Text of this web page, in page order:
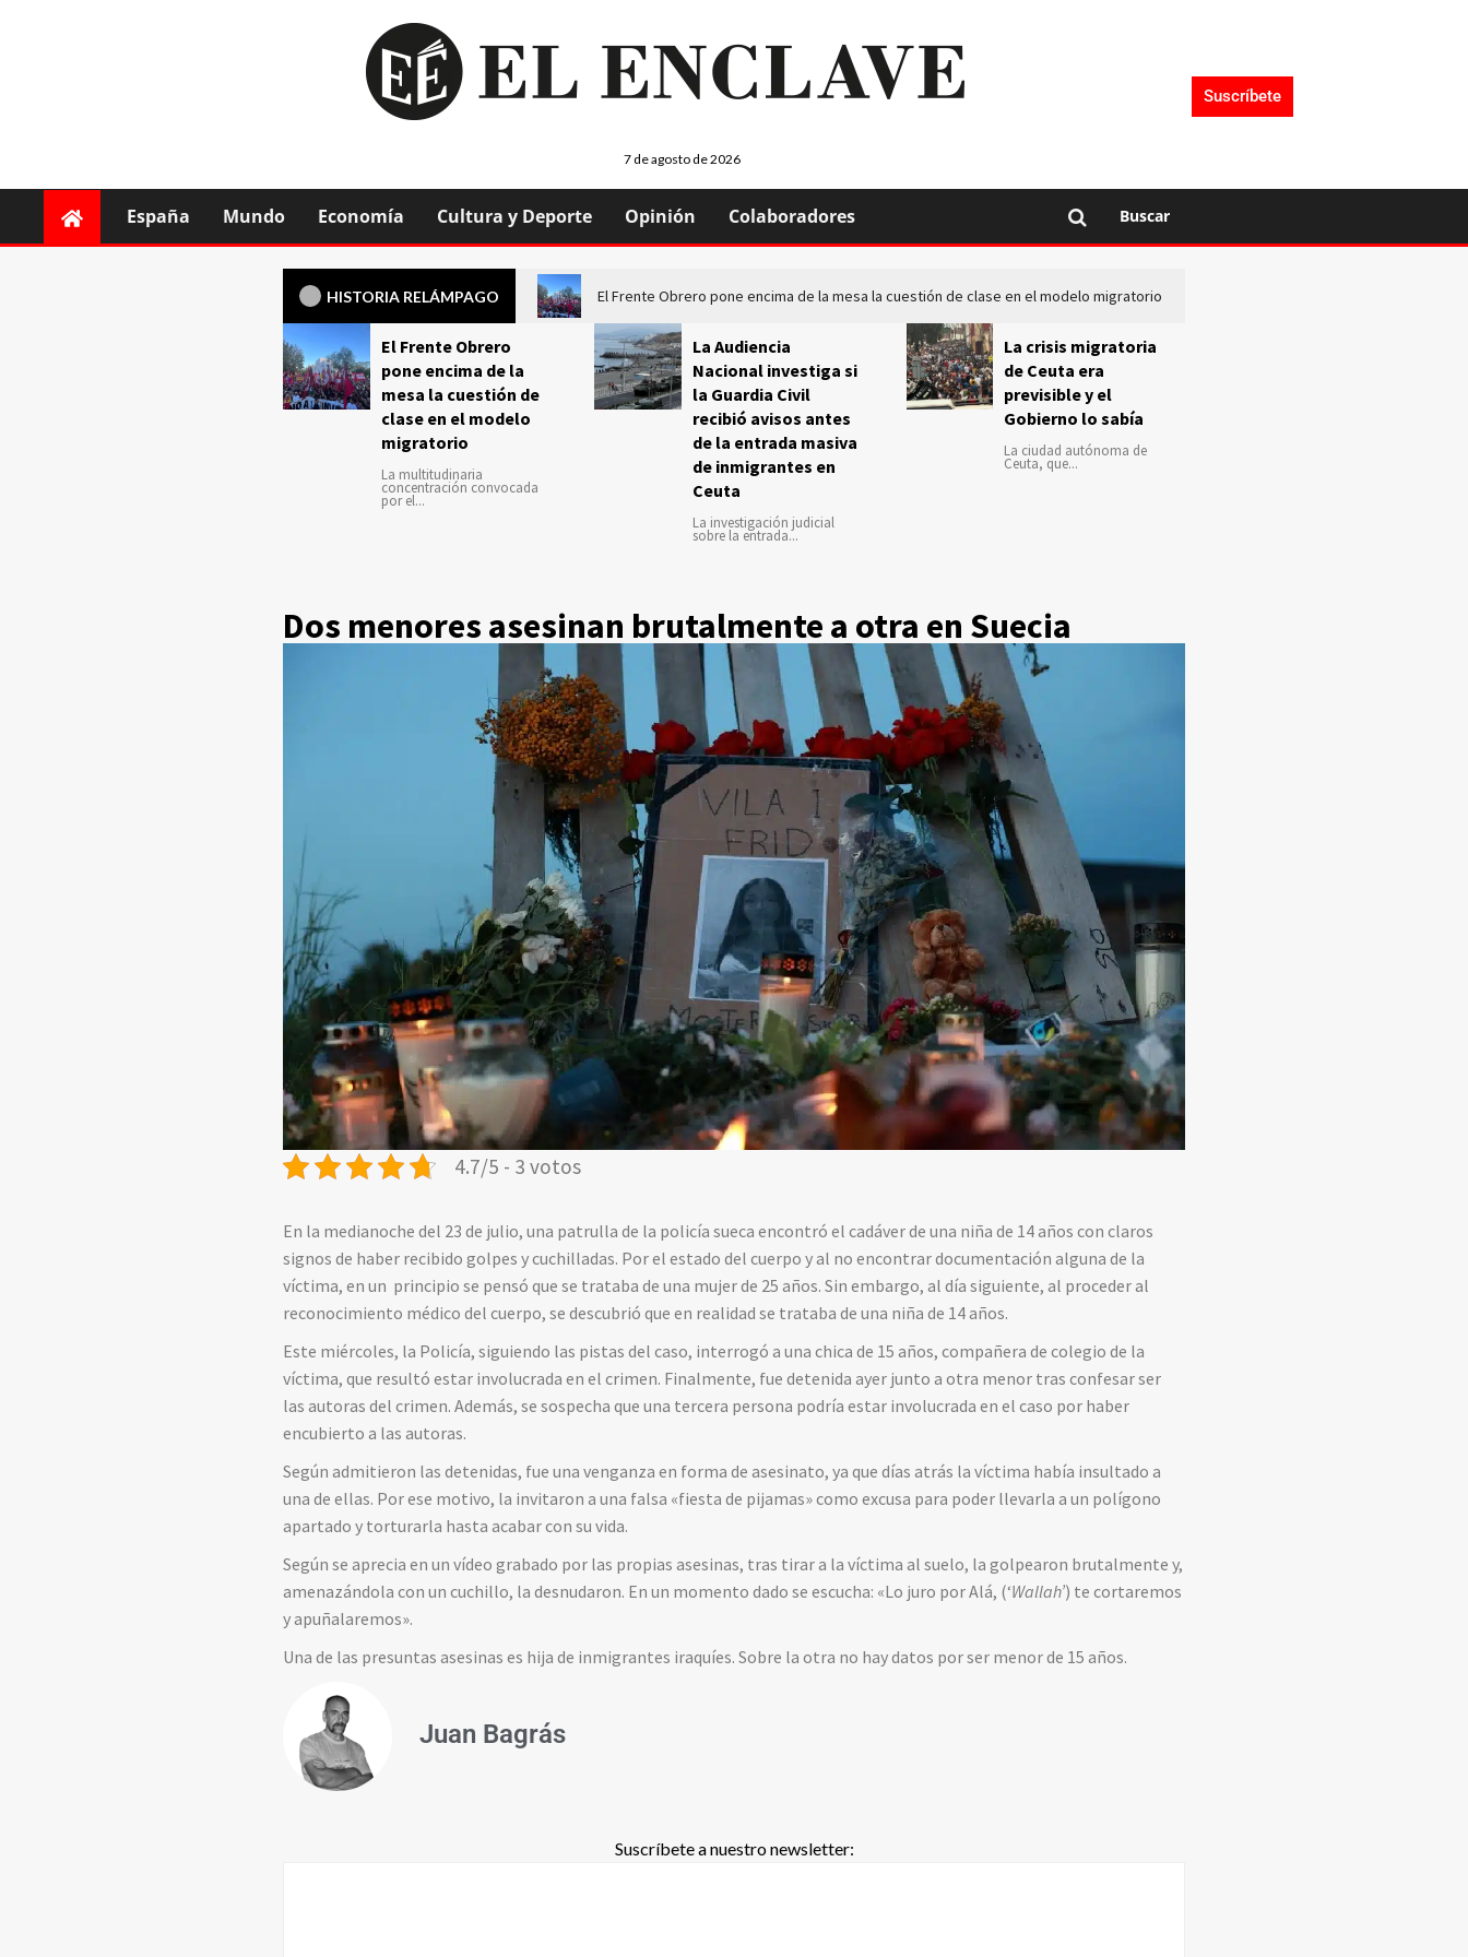
7 de agosto de 2026
Suscríbete
España Mundo Economía Cultura y Deporte Opinión Colaboradores Buscar
HISTORIA RELÁMPAGO El Frente Obrero pone encima de la mesa la cuestión de clase en el modelo migratorio
El Frente Obrero
pone encima de la
mesa la cuestión de
clase en el modelo
migratorio
La multitudinaria
concentración convocada
por el...
La Audiencia
Nacional investiga si
la Guardia Civil
recibió avisos antes
de la entrada masiva
de inmigrantes en
Ceuta
La investigación judicial
sobre la entrada...
La crisis migratoria
de Ceuta era
previsible y el
Gobierno lo sabía
La ciudad autónoma de
Ceuta, que...
Dos menores asesinan brutalmente a otra en Suecia
4.7/5 - 3 votos
En la medianoche del 23 de julio, una patrulla de la policía sueca encontró el cadáver de una niña de 14 años con claros
signos de haber recibido golpes y cuchilladas. Por el estado del cuerpo y al no encontrar documentación alguna de la
víctima, en un principio se pensó que se trataba de una mujer de 25 años. Sin embargo, al día siguiente, al proceder al
reconocimiento médico del cuerpo, se descubrió que en realidad se trataba de una niña de 14 años.
Este miércoles, la Policía, siguiendo las pistas del caso, interrogó a una chica de 15 años, compañera de colegio de la
víctima, que resultó estar involucrada en el crimen. Finalmente, fue detenida ayer junto a otra menor tras confesar ser
las autoras del crimen. Además, se sospecha que una tercera persona podría estar involucrada en el caso por haber
encubierto a las autoras.
Según admitieron las detenidas, fue una venganza en forma de asesinato, ya que días atrás la víctima había insultado a
una de ellas. Por ese motivo, la invitaron a una falsa «fiesta de pijamas» como excusa para poder llevarla a un polígono
apartado y torturarla hasta acabar con su vida.
Según se aprecia en un vídeo grabado por las propias asesinas, tras tirar a la víctima al suelo, la golpearon brutalmente y,
amenazándola con un cuchillo, la desnudaron. En un momento dado se escucha: «Lo juro por Alá, (‘Wallah’) te cortaremos
y apuñalaremos».
Una de las presuntas asesinas es hija de inmigrantes iraquíes. Sobre la otra no hay datos por ser menor de 15 años.
Juan Bagrás
Suscríbete a nuestro newsletter: